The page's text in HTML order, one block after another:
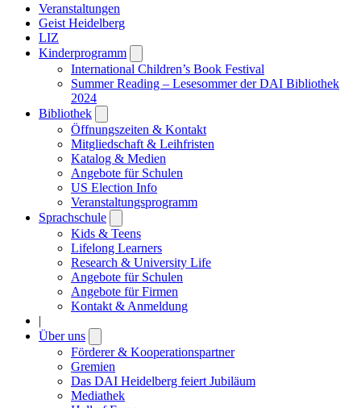
Veranstaltungen
Geist Heidelberg
LIZ
Kinderprogramm
submenu
International Children’s Book Festival
Summer Reading – Lesesommer der DAI Bibliothek
2024
Bibliothek
submenu
Öffnungszeiten & Kontakt
Mitgliedschaft & Leihfristen
Katalog & Medien
Angebote für Schulen
US Election Info
Veranstaltungsprogramm
Sprachschule
submenu
Kids & Teens
Lifelong Learners
Research & University Life
Angebote für Schulen
Angebote für Firmen
Kontakt & Anmeldung
|
Über uns
submenu
Förderer & Kooperationspartner
Gremien
Das DAI Heidelberg feiert Jubiläum
Mediathek